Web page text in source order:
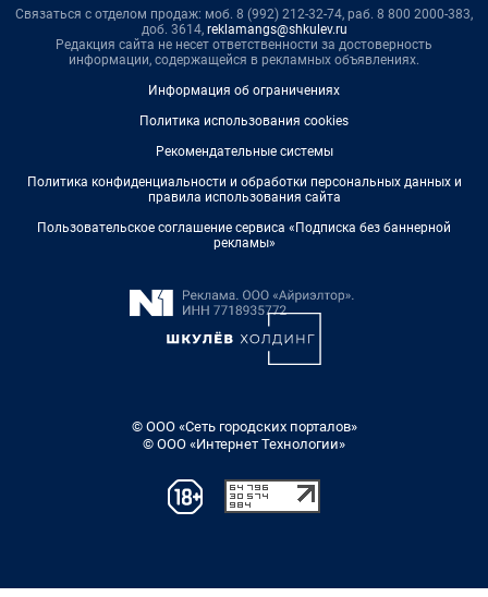
Связаться с отделом продаж: моб. 8 (992) 212-32-74, раб. 8 800 2000-383,
доб. 3614, reklamangs@shkulev.ru
Редакция сайта не несет ответственности за достоверность
информации, содержащейся в рекламных объявлениях.
Информация об ограничениях
Политика использования cookies
Рекомендательные системы
Политика конфиденциальности и обработки персональных данных и
правила использования сайта
Пользовательское соглашение сервиса «Подписка без баннерной
рекламы»
© ООО «Сеть городских порталов»
© ООО «Интернет Технологии»